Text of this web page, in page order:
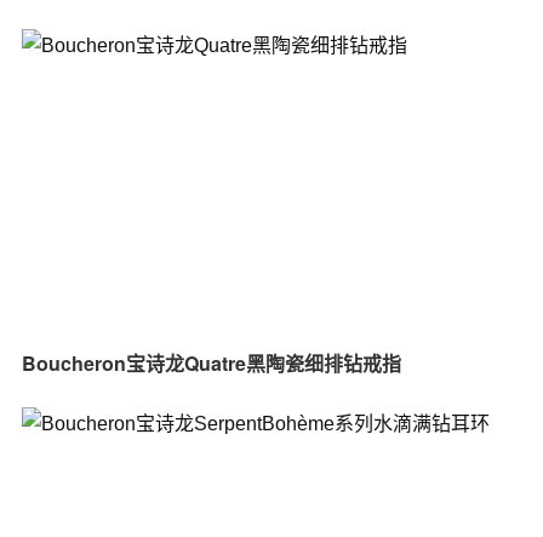
Boucheron宝诗龙Quatre黑陶瓷细排钻戒指